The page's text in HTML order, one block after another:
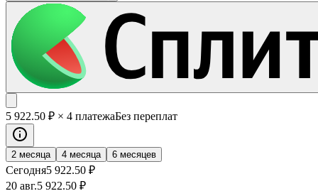
5 922.50 ₽ × 4 платежаБез переплат
2 месяца 4 месяца 6 месяцев
Сегодня5 922.50 ₽
20 авг.5 922.50 ₽